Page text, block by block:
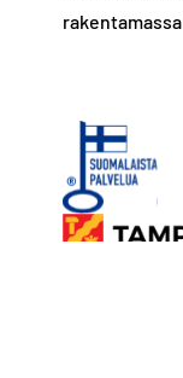
rakentamassa